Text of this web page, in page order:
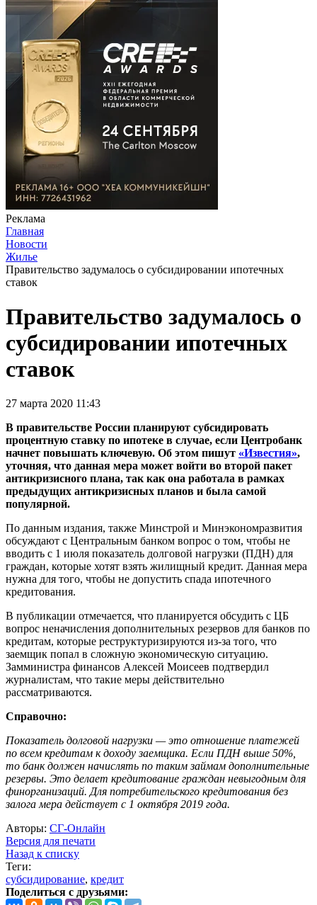
Реклама
Главная
Новости
Жилье
Правительство задумалось о субсидировании ипотечных
ставок
Правительство задумалось о
субсидировании ипотечных
ставок
27 марта 2020 11:43
В правительстве России планируют субсидировать
процентную ставку по ипотеке в случае, если Центробанк
начнет повышать ключевую. Об этом пишут «Известия»,
уточняя, что данная мера может войти во второй пакет
антикризисного плана, так как она работала в рамках
предыдущих антикризисных планов и была самой
популярной.
По данным издания, также Минстрой и Минэкономразвития
обсуждают с Центральным банком вопрос о том, чтобы не
вводить с 1 июля показатель долговой нагрузки (ПДН) для
граждан, которые хотят взять жилищный кредит. Данная мера
нужна для того, чтобы не допустить спада ипотечного
кредитования.
В публикации отмечается, что планируется обсудить с ЦБ
вопрос неначисления дополнительных резервов для банков по
кредитам, которые реструктуризируются из-за того, что
заемщик попал в сложную экономическую ситуацию.
Замминистра финансов Алексей Моисеев подтвердил
журналистам, что такие меры действительно
рассматриваются.
Справочно:
Показатель долговой нагрузки — это отношение платежей
по всем кредитам к доходу заемщика. Если ПДН выше 50%,
то банк должен начислять по таким займам дополнительные
резервы. Это делает кредитование граждан невыгодным для
финорганизаций. Для потребительского кредитования без
залога мера действует с 1 октября 2019 года.
Авторы: СГ-Онлайн
Версия для печати
Назад к списку
Теги:
субсидирование, кредит
Поделиться с друзьями: